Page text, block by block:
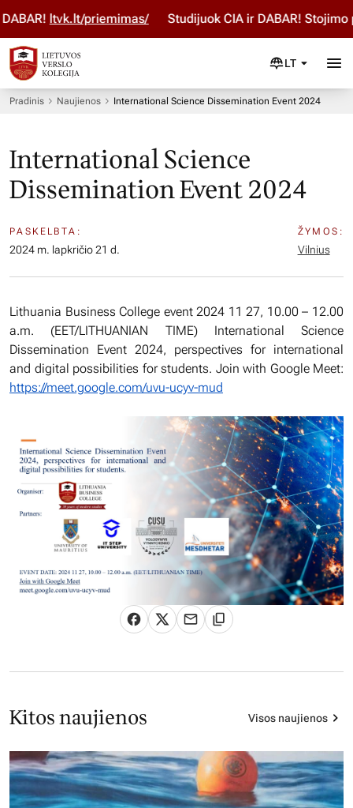
ltvk.lt/priemimas/ Studijuok ČIA ir DABAR! Stojimo
LT
Pradinis Naujienos International Science Dissemination Event 2024
International Science
Dissemination Event 2024
PASKELBTA:
2024 m. lapkričio 21 d.
ŽYMOS:
Vilnius
Lithuania Business College event 2024 11 27, 10.00 – 12.00
a.m. (EET/LITHUANIAN TIME) International Science
Dissemination Event 2024, perspectives for international
and digital possibilities for students. Join with Google Meet:
https://meet.google.com/uvu-ucyv-mud
Kitos naujienos Visos naujienos